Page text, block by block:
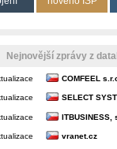
Nejnovější zprávy z
COMFEEL
SELECT
ITBUSINESS,
vranet.cz